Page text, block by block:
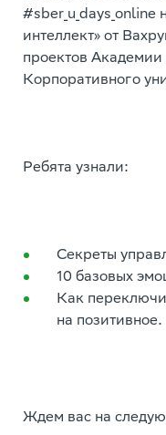
интеллект» от
проектов
Корпоративного
Ребята узнали:
Секреты
10 базовых
Как
на позитивное.
Ждем вас на